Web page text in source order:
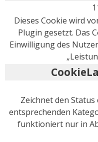
Dieses Cookie wird
Plugin gesetzt. Das
Einwilligung des
Zeichnet den
entsprechenden
funktioniert nur in